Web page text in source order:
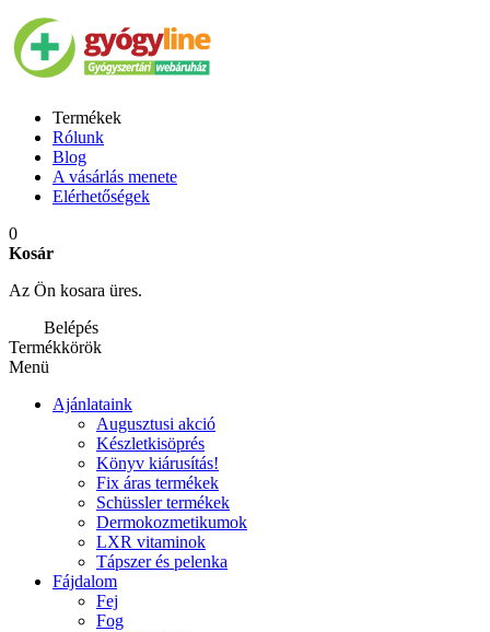
Termékek
Rólunk
Blog
A vásárlás menete
Elérhetőségek
0
Kosár
Az Ön kosara üres.
Belépés
Termékkörök
Menü
Ajánlataink
Augusztusi akció
Készletkisöprés
Könyv kiárusítás!
Fix áras termékek
Schüssler termékek
Dermokozmetikumok
LXR vitaminok
Tápszer és pelenka
Fájdalom
Fej
Fog